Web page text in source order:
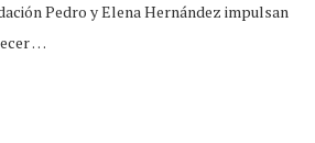
Pedro y Elena Hernández impulsan
…